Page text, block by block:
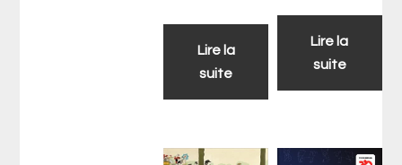
Lire la
suite
Lire la
suite